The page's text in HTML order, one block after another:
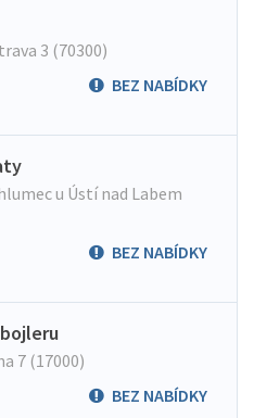
3 (70300)
BEZ NABÍDKY
u Ústí nad Labem
BEZ NABÍDKY
7 (17000)
BEZ NABÍDKY